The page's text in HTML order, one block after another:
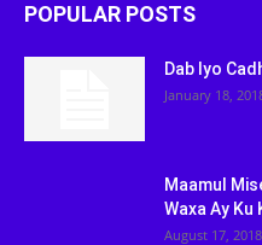
POPULAR POSTS
Dab Iyo
January 18,
Maamul
Waxa Ay Ku
August 17, 2018